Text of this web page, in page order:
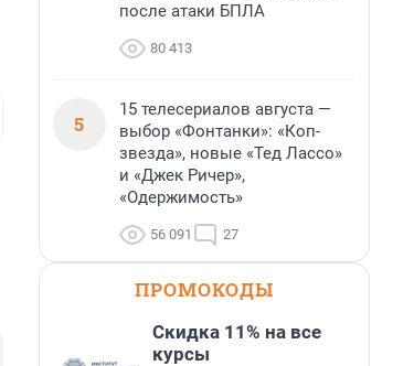
после атаки БПЛА
80 413
5
15 телесериалов августа —
выбор «Фонтанки»: «Коп-
звезда», новые «Тед Лассо»
и «Джек Ричер»,
«Одержимость»
56 091 27
ПРОМОКОДЫ
Скидка 11% на все
курсы